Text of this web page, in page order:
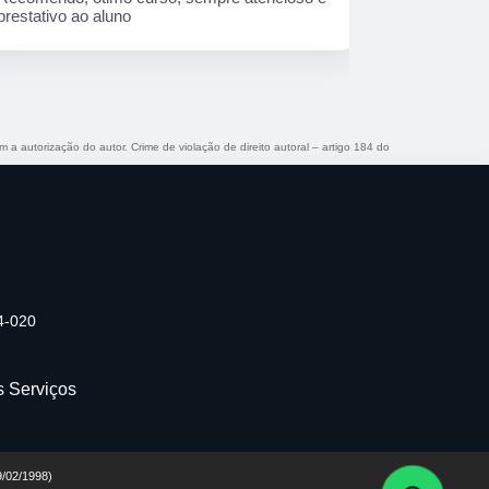
autorização do autor. Crime de violação de direito autoral – artigo 184 do
020
Serviços
02/1998)